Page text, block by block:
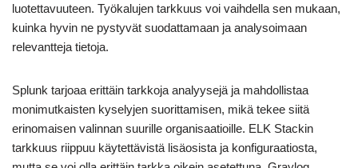
luotettavuuteen. Työkalujen tarkkuus voi vaihdella sen mukaan,
kuinka hyvin ne pystyvät suodattamaan ja analysoimaan
relevantteja tietoja.
Splunk tarjoaa erittäin tarkkoja analyysejä ja mahdollistaa
monimutkaisten kyselyjen suorittamisen, mikä tekee siitä
erinomaisen valinnan suurille organisaatioille. ELK Stackin
tarkkuus riippuu käytettävistä lisäosista ja konfiguraatiosta,